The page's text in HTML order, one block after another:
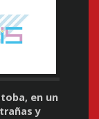
en un
y